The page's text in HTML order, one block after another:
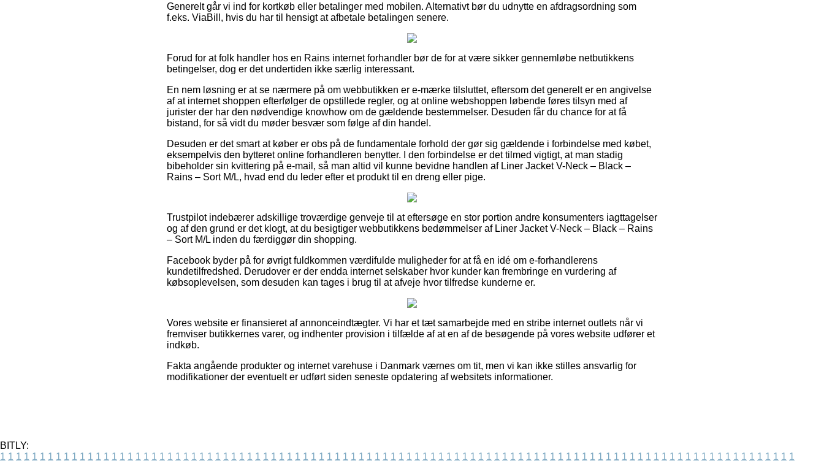
Generelt går vi ind for kortkøb eller betalinger med mobilen. Alternativt bør du udnytte en afdragsordning som
f.eks. ViaBill, hvis du har til hensigt at afbetale betalingen senere.
Forud for at folk handler hos en Rains internet forhandler bør de for at være sikker gennemløbe netbutikkens
betingelser, dog er det undertiden ikke særlig interessant.
En nem løsning er at se nærmere på om webbutikken er e-mærke tilsluttet, eftersom det generelt er en angivelse
af at internet shoppen efterfølger de opstillede regler, og at online webshoppen løbende føres tilsyn med af
jurister der har den nødvendige knowhow om de gældende bestemmelser. Desuden får du chance for at få
bistand, for så vidt du møder besvær som følge af din handel.
Desuden er det smart at køber er obs på de fundamentale forhold der gør sig gældende i forbindelse med købet,
eksempelvis den bytteret online forhandleren benytter. I den forbindelse er det tilmed vigtigt, at man stadig
bibeholder sin kvittering på e-mail, så man altid vil kunne bevidne handlen af Liner Jacket V-Neck – Black –
Rains – Sort M/L, hvad end du leder efter et produkt til en dreng eller pige.
Trustpilot indebærer adskillige troværdige genveje til at eftersøge en stor portion andre konsumenters iagttagelser
og af den grund er det klogt, at du besigtiger webbutikkens bedømmelser af Liner Jacket V-Neck – Black – Rains
– Sort M/L inden du færdiggør din shopping.
Facebook byder på for øvrigt fuldkommen værdifulde muligheder for at få en idé om e-forhandlerens
kundetilfredshed. Derudover er der endda internet selskaber hvor kunder kan frembringe en vurdering af
købsoplevelsen, som desuden kan tages i brug til at afveje hvor tilfredse kunderne er.
Vores website er finansieret af annonceindtægter. Vi har et tæt samarbejde med en stribe internet outlets når vi
fremviser butikkernes varer, og indhenter provision i tilfælde af at en af de besøgende på vores website udfører et
indkøb.
Fakta angående produkter og internet varehuse i Danmark værnes om tit, men vi kan ikke stilles ansvarlig for
modifikationer der eventuelt er udført siden seneste opdatering af websitets informationer.
BITLY:
1 1 1 1 1 1 1 1 1 1 1 1 1 1 1 1 1 1 1 1 1 1 1 1 1 1 1 1 1 1 1 1 1 1 1 1 1 1 1 1 1 1 1 1 1 1 1 1 1 1 1 1 1 1 1 1 1 1 1 1 1 1 1 1 1 1 1 1 1 1 1 1 1 1 1 1 1 1 1 1 1 1 1 1 1 1 1 1 1 1 1 1 1 1 1 1 1 1 1 1